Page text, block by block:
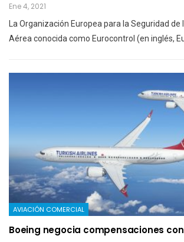
Ene 4, 2021
La Organización Europea para la Seguridad de
Aérea conocida como Eurocontrol (en inglés,
AVIACIÓN COMERCIAL
Boeing negocia compensaciones